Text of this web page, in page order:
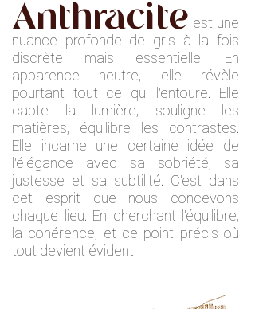
Anthracite est une
nuance profonde de gris à la fois
discrète mais essentielle. En
apparence neutre, elle révèle
pourtant tout ce qui l'entoure. Elle
capte la lumière, souligne les
matières, équilibre les contrastes.
Elle incarne une certaine idée de
l'élégance avec sa sobriété, sa
justesse et sa subtilité. C'est dans
cet esprit que nous concevons
chaque lieu. En cherchant l’équilibre,
la cohérence, et ce point précis où
tout devient évident.